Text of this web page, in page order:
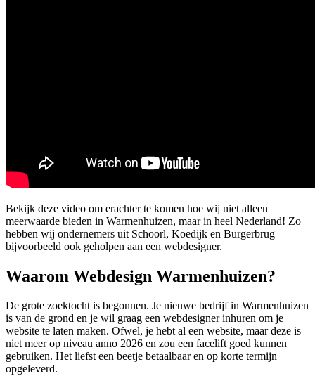
Bekijk deze video om erachter te komen hoe wij niet alleen
meerwaarde bieden in Warmenhuizen, maar in heel Nederland! Zo
hebben wij ondernemers uit Schoorl, Koedijk en Burgerbrug
bijvoorbeeld ook geholpen aan een webdesigner.
Waarom Webdesign Warmenhuizen?
De grote zoektocht is begonnen. Je nieuwe bedrijf in Warmenhuizen
is van de grond en je wil graag een webdesigner inhuren om je
website te laten maken. Ofwel, je hebt al een website, maar deze is
niet meer op niveau anno 2026 en zou een facelift goed kunnen
gebruiken. Het liefst een beetje betaalbaar en op korte termijn
opgeleverd.